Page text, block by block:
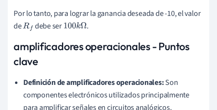
Por lo tanto, para lograr la ganancia deseada de -10, el valor
deRf debe ser100kΩ .
amplificadores operacionales - Puntos
clave
Definición de amplificadores operacionales:Son
componentes electrónicos utilizados principalmente
para amplificar señales en circuitos analógicos.